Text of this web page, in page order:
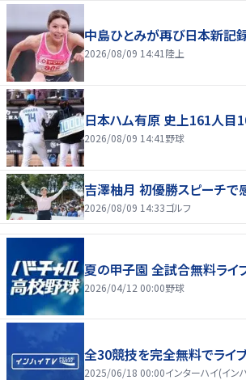
中島ひとみが再び日本新記
2026/08/09 14:41 陸上
日本ハム有原 史上161人目
2026/08/09 14:41 野球
吉澤柚月 初優勝スピーチで
2026/08/09 14:33ゴルフ
夏の甲子園 全試合無料ライ
2026/04/12 00:00野球
全30競技を完全無料でライ
2025/06/18 00:00インターハイ(イン